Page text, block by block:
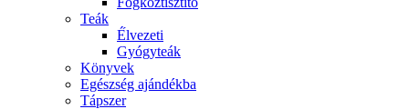
Teák
É́lvezeti
Gyógyteák
Könyvek
Egészség ajándékba
Tápszer